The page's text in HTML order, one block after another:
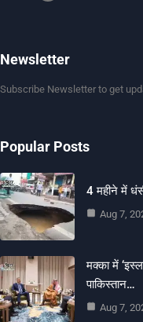
Newsletter
Subscribe Newsletter to get
Popular Posts
4 महीने में
Aug 7,
मक्का में
पाकिस्तान…
Aug 7,